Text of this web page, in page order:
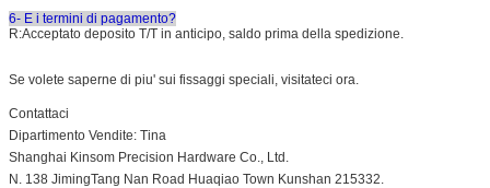
6- E i termini di pagamento?
R:Acceptato deposito T/T in anticipo, saldo prima della spedizione.
Se volete saperne di piu' sui fissaggi speciali, visitateci ora.
Contattaci
Dipartimento Vendite: Tina
Shanghai Kinsom Precision Hardware Co., Ltd.
N. 138 JimingTang Nan Road Huaqiao Town Kunshan 215332.